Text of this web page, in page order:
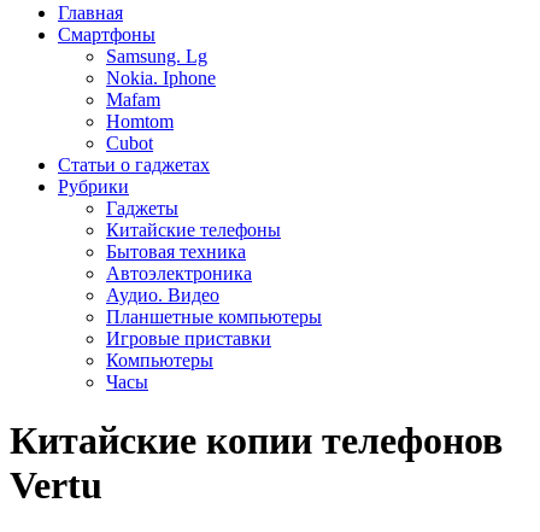
Главная
Смартфоны
Samsung. Lg
Nokia. Iphone
Mafam
Homtom
Cubot
Статьи о гаджетах
Рубрики
Гаджеты
Китайские телефоны
Бытовая техника
Автоэлектроника
Аудио. Видео
Планшетные компьютеры
Игровые приставки
Компьютеры
Часы
Китайские копии телефонов
Vertu